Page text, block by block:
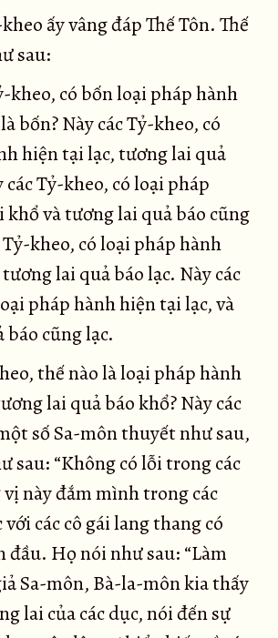
ấy vâng đáp Thế Tôn. Thế
sau:
kheo, có bốn loại pháp hành
bốn? Này các Tỷ-kheo, có
hiện tại lạc, tương lai quả
Tỷ-kheo, có loại pháp
và tương lai quả báo cũng
kheo, có loại pháp hành
lai quả báo lạc. Này các
pháp hành hiện tại lạc, và
cũng lạc.
thế nào là loại pháp hành
lai quả báo khổ? Này các
số Sa-môn thuyết như sau,
sau: “Không có lỗi trong các
này đắm mình trong các
các cô gái lang thang có
đầu. Họ nói như sau: “Làm
Sa-môn, Bà-la-môn kia thấy
lai của các dục, nói đến sự